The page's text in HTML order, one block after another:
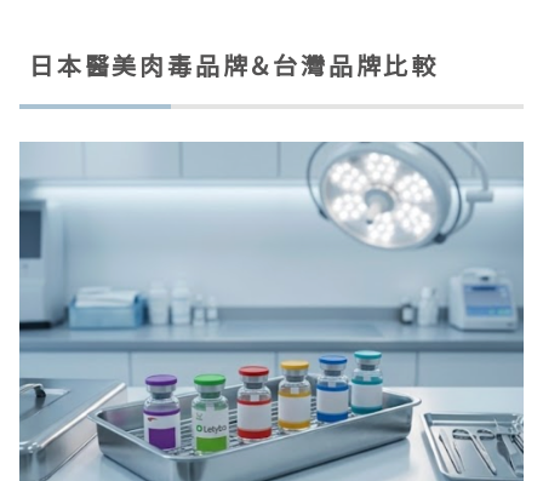
日本醫美肉毒品牌＆台灣品牌比較